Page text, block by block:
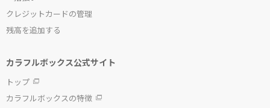
クレジットカードの管理
残高を追加する
カラフルボックス公式サイト
トップ
カラフルボックスの特徴